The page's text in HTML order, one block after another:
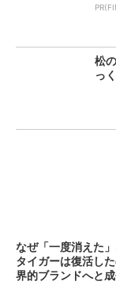
松
っ
なぜ「一度消えた
タイガーは復活し
界的ブランドへと